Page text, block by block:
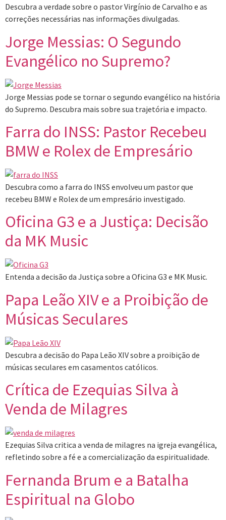
Descubra a verdade sobre o pastor Virgínio de Carvalho e as
correções necessárias nas informações divulgadas.
Jorge Messias: O Segundo
Evangélico no Supremo?
Jorge Messias pode se tornar o segundo evangélico na história
do Supremo. Descubra mais sobre sua trajetória e impacto.
Farra do INSS: Pastor Recebeu
BMW e Rolex de Empresário
Descubra como a farra do INSS envolveu um pastor que
recebeu BMW e Rolex de um empresário investigado.
Oficina G3 e a Justiça: Decisão
da MK Music
Entenda a decisão da Justiça sobre a Oficina G3 e MK Music.
Papa Leão XIV e a Proibição de
Músicas Seculares
Descubra a decisão do Papa Leão XIV sobre a proibição de
músicas seculares em casamentos católicos.
Crítica de Ezequias Silva à
Venda de Milagres
Ezequias Silva critica a venda de milagres na igreja evangélica,
refletindo sobre a fé e a comercialização da espiritualidade.
Fernanda Brum e a Batalha
Espiritual na Globo